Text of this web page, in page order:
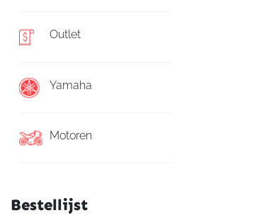
Outlet
Yamaha
Motoren
Bestellijst